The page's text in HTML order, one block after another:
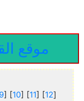
موقع
9] [10] [11] [12]